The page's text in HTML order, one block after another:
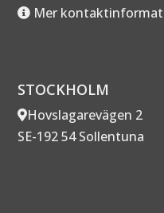
Mer
STOCKHOLM
Hovslagarevägen 2
SE-192 54 Sollentuna